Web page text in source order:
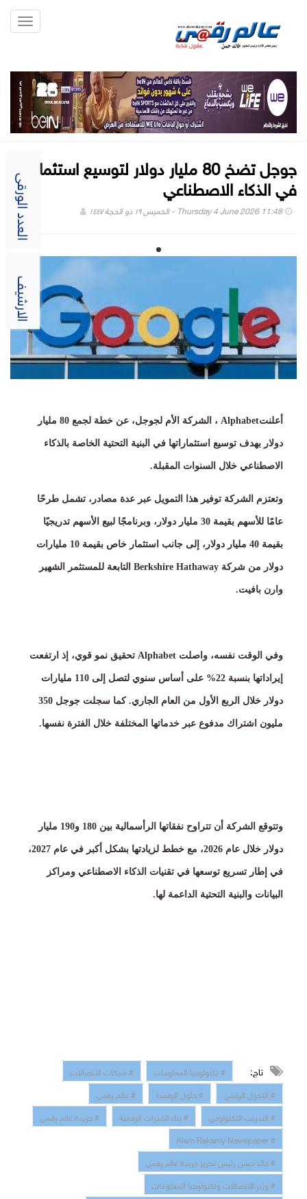
العدد الورقى
الارشيف
جوجل تضخ 80 مليار دولار لتوسيع استثماراتها
في الذكاء الاصطناعي
Thursday 4 June 2026 11:48 - الخميس ١٩ ذو الحجة ١٤٤٧
أعلنتAlphabet ، الشركة الأم لجوجل، عن خطة لجمع 80 مليار
دولار بهدف توسيع استثماراتها في البنية التحتية الخاصة بالذكاء
الاصطناعي خلال السنوات المقبلة.
وتعتزم الشركة توفير هذا التمويل عبر عدة مصادر، تشمل طرحًا
عامًا للأسهم بقيمة 30 مليار دولار، وبرنامجًا لبيع الأسهم تدريجيًا
بقيمة 40 مليار دولار، إلى جانب استثمار خاص بقيمة 10 مليارات
دولار من شركة Berkshire Hathaway التابعة للمستثمر الشهير
وارن بافيت.
وفي الوقت نفسه، واصلت Alphabet تحقيق نمو قوي، إذ ارتفعت
إيراداتها بنسبة 22% على أساس سنوي لتصل إلى 110 مليارات
دولار خلال الربع الأول من العام الجاري.كما سجلت جوجل 350
مليون اشتراك مدفوع عبر خدماتها المختلفة خلال الفترة نفسها.
وتتوقع الشركة أن تتراوح نفقاتها الرأسمالية بين 180 و190 مليار
دولار خلال عام 2026، مع خطط لزيادتها بشكل أكبر في عام 2027،
في إطار تسريع توسعها في تقنيات الذكاء الاصطناعي ومراكز
البيانات والبنية التحتية الداعمة لها.
تاج: # تكنولوجيا المعلومات
# شبكات الاتصالات
# التحول الرقمي
# حلول الرقمنة
# عالم رقمي
# التدريب التكنولوجي
# بناء القدرات الرقمية
# جريدة عالم رقمي
# Alam Rakamy Newspaper
# خالد حسن رئيس تحرير جريدة عالم رقمي
# وزير الاتصالات وتكنولوجيا المعلومات